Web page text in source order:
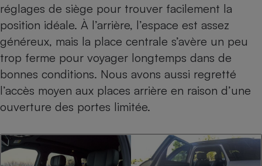
réglages de siège pour trouver facilement la
position idéale. À l’arrière, l’espace est assez
généreux, mais la place centrale s’avère un peu
trop ferme pour voyager longtemps dans de
bonnes conditions. Nous avons aussi regretté
l’accès moyen aux places arrière en raison d’une
ouverture des portes limitée.